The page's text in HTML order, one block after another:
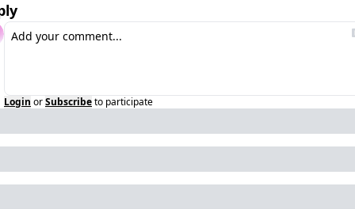
Login orSubscribeto participate